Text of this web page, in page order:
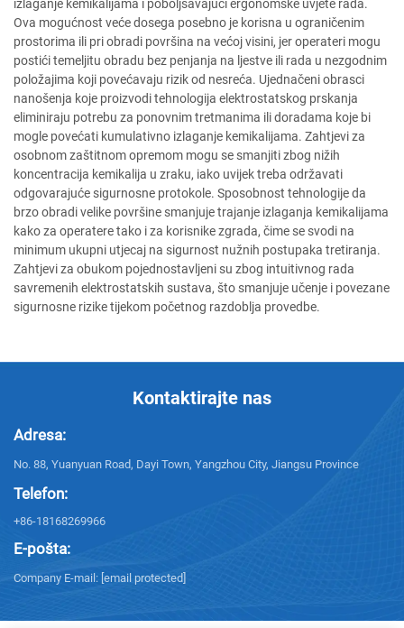
izlaganje kemikalijama i poboljšavajući ergonomske uvjete rada.
Ova mogućnost veće dosega posebno je korisna u ograničenim
prostorima ili pri obradi površina na većoj visini, jer operateri mogu
postići temeljitu obradu bez penjanja na ljestve ili rada u nezgodnim
položajima koji povećavaju rizik od nesreća. Ujednačeni obrasci
nanošenja koje proizvodi tehnologija elektrostatskog prskanja
eliminiraju potrebu za ponovnim tretmanima ili doradama koje bi
mogle povećati kumulativno izlaganje kemikalijama. Zahtjevi za
osobnom zaštitnom opremom mogu se smanjiti zbog nižih
koncentracija kemikalija u zraku, iako uvijek treba održavati
odgovarajuće sigurnosne protokole. Sposobnost tehnologije da
brzo obradi velike površine smanjuje trajanje izlaganja kemikalijama
kako za operatere tako i za korisnike zgrada, čime se svodi na
minimum ukupni utjecaj na sigurnost nužnih postupaka tretiranja.
Zahtjevi za obukom pojednostavljeni su zbog intuitivnog rada
savremenih elektrostatskih sustava, što smanjuje učenje i povezane
sigurnosne rizike tijekom početnog razdoblja provedbe.
Kontaktirajte nas
Adresa:
No. 88, Yuanyuan Road, Dayi Town, Yangzhou City, Jiangsu Province
Telefon:
+86-18168269966
E-pošta:
Company E-mail: [email protected]